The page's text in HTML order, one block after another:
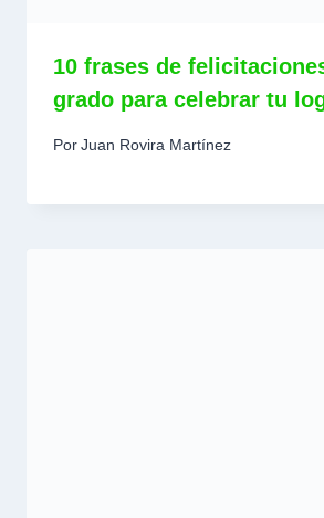
10 frases de
grado para celebrar tu
PorJuan Rovira Martínez